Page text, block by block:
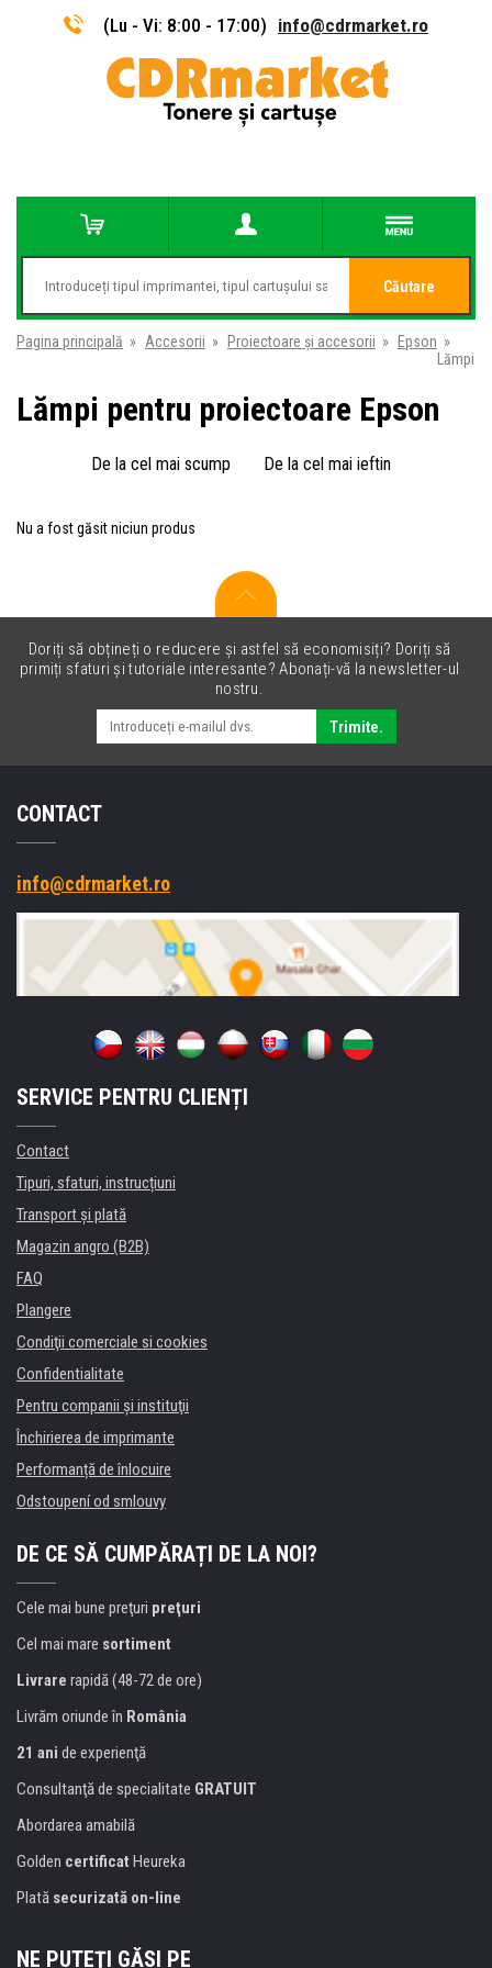
(Lu - Vi: 8:00 - 17:00) info@cdrmarket.ro
Căutare
Pagina principală » Accesorii » Proiectoare și accesorii » Epson »
Lămpi
Lămpi pentru proiectoare Epson
De la cel mai scump De la cel mai ieftin
Nu a fost găsit niciun produs
Doriți să obțineți o reducere și astfel să economisiți? Doriți să
primiți sfaturi și tutoriale interesante? Abonați-vă la newsletter-ul
nostru.
Trimite.
CONTACT
info@cdrmarket.ro
SERVICE PENTRU CLIENȚI
Contact
Tipuri, sfaturi, instrucțiuni
Transport şi plată
Magazin angro (B2B)
FAQ
Plangere
Condiţii comerciale si cookies
Confidentialitate
Pentru companii și instituţii
Închirierea de imprimante
Performanță de înlocuire
Odstoupení od smlouvy
DE CE SĂ CUMPĂRAȚI DE LA NOI?
Cele mai bune preţuri preţuri
Cel mai mare sortiment
Livrare rapidă (48-72 de ore)
Livrăm oriunde în România
21 ani de experienţă
Consultanţă de specialitate GRATUIT
Abordarea amabilă
Golden certificat Heureka
Plată securizată on-line
NE PUTEŢI GĂSI PE